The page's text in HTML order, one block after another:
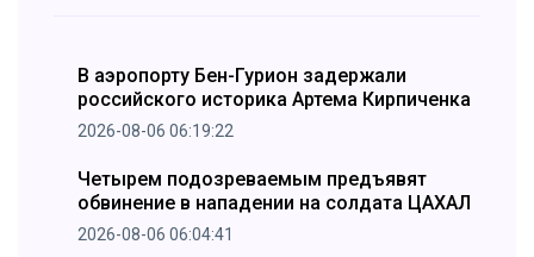
В аэропорту Бен-Гурион задержали
российского историка Артема Кирпиченка
2026-08-06 06:19:22
Четырем подозреваемым предъявят
обвинение в нападении на солдата ЦАХАЛ
2026-08-06 06:04:41